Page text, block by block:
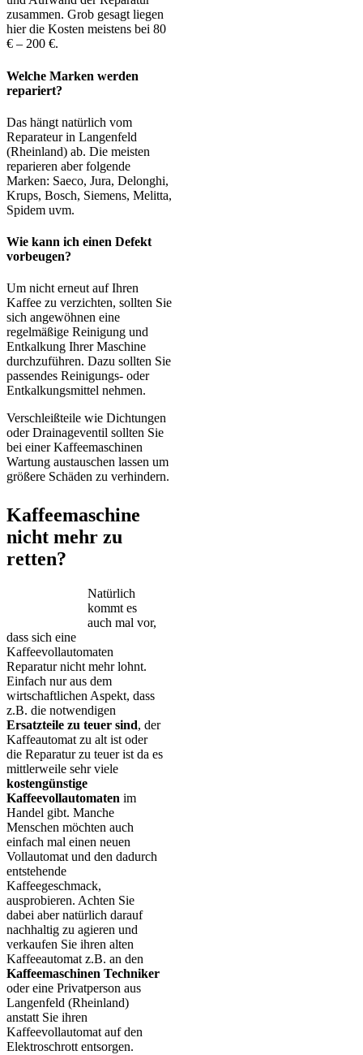
zusammen. Grob gesagt liegen
hier die Kosten meistens bei 80
€ – 200 €.
Welche Marken werden
repariert?
Das hängt natürlich vom
Reparateur in Langenfeld
(Rheinland) ab. Die meisten
reparieren aber folgende
Marken: Saeco, Jura, Delonghi,
Krups, Bosch, Siemens, Melitta,
Spidem uvm.
Wie kann ich einen Defekt
vorbeugen?
Um nicht erneut auf Ihren
Kaffee zu verzichten, sollten Sie
sich angewöhnen eine
regelmäßige Reinigung und
Entkalkung Ihrer Maschine
durchzuführen. Dazu sollten Sie
passendes Reinigungs- oder
Entkalkungsmittel nehmen.
Verschleißteile wie Dichtungen
oder Drainageventil sollten Sie
bei einer Kaffeemaschinen
Wartung austauschen lassen um
größere Schäden zu verhindern.
Kaffeemaschine
nicht mehr zu
retten?
Natürlich
kommt es
auch mal vor,
dass sich eine
Kaffeevollautomaten
Reparatur nicht mehr lohnt.
Einfach nur aus dem
wirtschaftlichen Aspekt, dass
z.B. die notwendigen
Ersatzteile zu teuer sind, der
Kaffeautomat zu alt ist oder
die Reparatur zu teuer ist da es
mittlerweile sehr viele
kostengünstige
Kaffeevollautomaten im
Handel gibt. Manche
Menschen möchten auch
einfach mal einen neuen
Vollautomat und den dadurch
entstehende
Kaffeegeschmack,
ausprobieren. Achten Sie
dabei aber natürlich darauf
nachhaltig zu agieren und
verkaufen Sie ihren alten
Kaffeeautomat z.B. an den
Kaffeemaschinen Techniker
oder eine Privatperson aus
Langenfeld (Rheinland)
anstatt Sie ihren
Kaffeevollautomat auf den
Elektroschrott entsorgen.